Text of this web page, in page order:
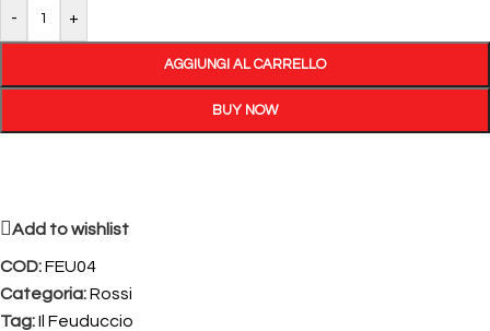
- +
AGGIUNGI AL CARRELLO
BUY NOW
Add to wishlist
COD:FEU04
Categoria:Rossi
Tag:Il Feuduccio